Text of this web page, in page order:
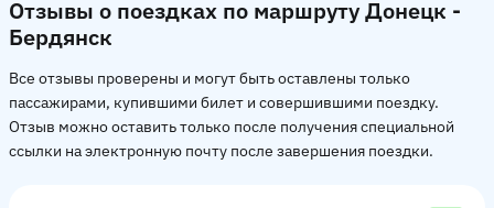
Отзывы о поездках по маршруту Донецк -
Бердянск
Все отзывы проверены и могут быть оставлены только
пассажирами, купившими билет и совершившими поездку.
Отзыв можно оставить только после получения специальной
ссылки на электронную почту после завершения поездки.